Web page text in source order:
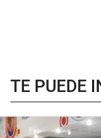
TE PUEDE